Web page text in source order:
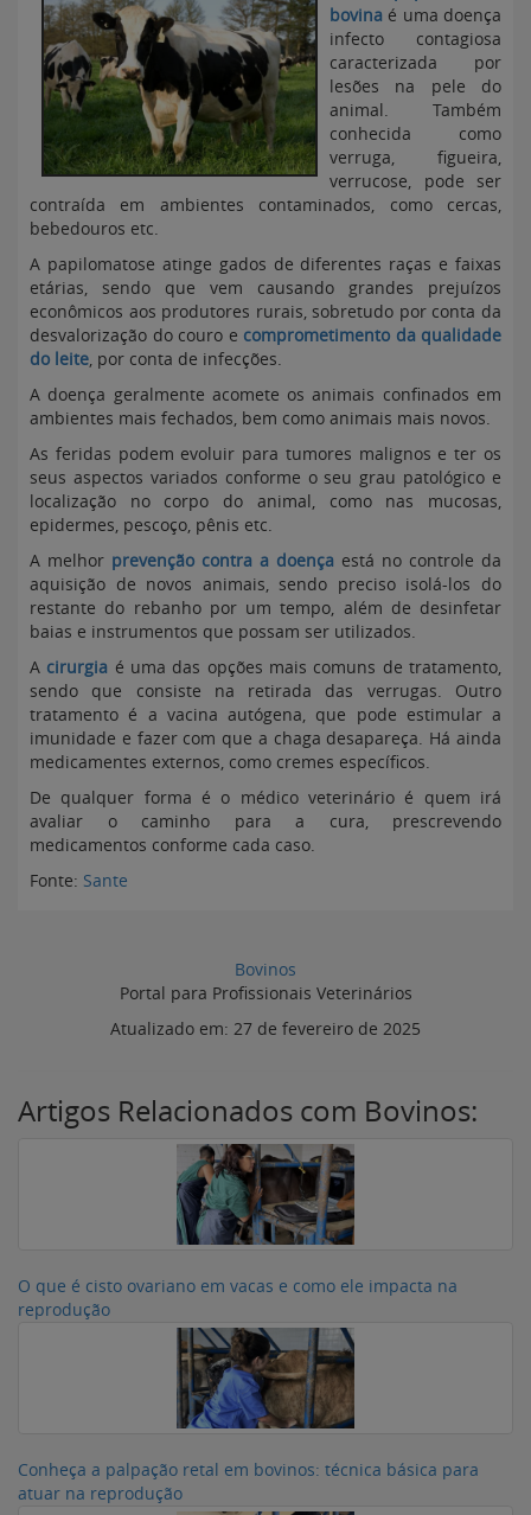
bovina é uma doença
infecto contagiosa
caracterizada por
lesões na pele do
animal. Também
conhecida como
verruga, figueira,
verrucose, pode ser
contraída em ambientes contaminados, como cercas,
bebedouros etc.
A papilomatose atinge gados de diferentes raças e faixas
etárias, sendo que vem causando grandes prejuízos
econômicos aos produtores rurais, sobretudo por conta da
desvalorização do couro e comprometimento da qualidade
do leite, por conta de infecções.
A doença geralmente acomete os animais confinados em
ambientes mais fechados, bem como animais mais novos.
As feridas podem evoluir para tumores malignos e ter os
seus aspectos variados conforme o seu grau patológico e
localização no corpo do animal, como nas mucosas,
epidermes, pescoço, pênis etc.
A melhor prevenção contra a doença está no controle da
aquisição de novos animais, sendo preciso isolá-los do
restante do rebanho por um tempo, além de desinfetar
baias e instrumentos que possam ser utilizados.
A cirurgia é uma das opções mais comuns de tratamento,
sendo que consiste na retirada das verrugas. Outro
tratamento é a vacina autógena, que pode estimular a
imunidade e fazer com que a chaga desapareça. Há ainda
medicamentes externos, como cremes específicos.
De qualquer forma é o médico veterinário é quem irá
avaliar o caminho para a cura, prescrevendo
medicamentos conforme cada caso.
Fonte: Sante
Bovinos
Portal para Profissionais Veterinários
Atualizado em: 27 de fevereiro de 2025
Artigos Relacionados com Bovinos:
O que é cisto ovariano em vacas e como ele impacta na
reprodução
Conheça a palpação retal em bovinos: técnica básica para
atuar na reprodução